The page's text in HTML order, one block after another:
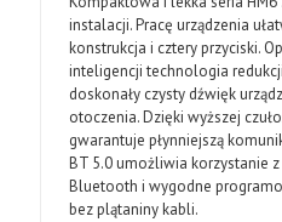
instalacji. Pracę urządzenia
konstrukcja i cztery przyciski.
inteligencji technologia
doskonały czysty dźwięk
otoczenia. Dzięki wyższej
gwarantuje płynniejszą
BT 5.0 umożliwia korzystanie
Bluetooth i wygodne
bez plątaniny kabli.